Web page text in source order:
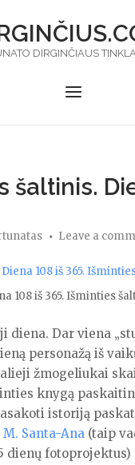
DIRGINČIAUS
Menu
šaltinis.
Leave a
108 iš 365. Išminties
diena. Dar viena
personažą iš
žmogeliukai
knygą
istoriją
M. Santa-Ana (taip
dienų